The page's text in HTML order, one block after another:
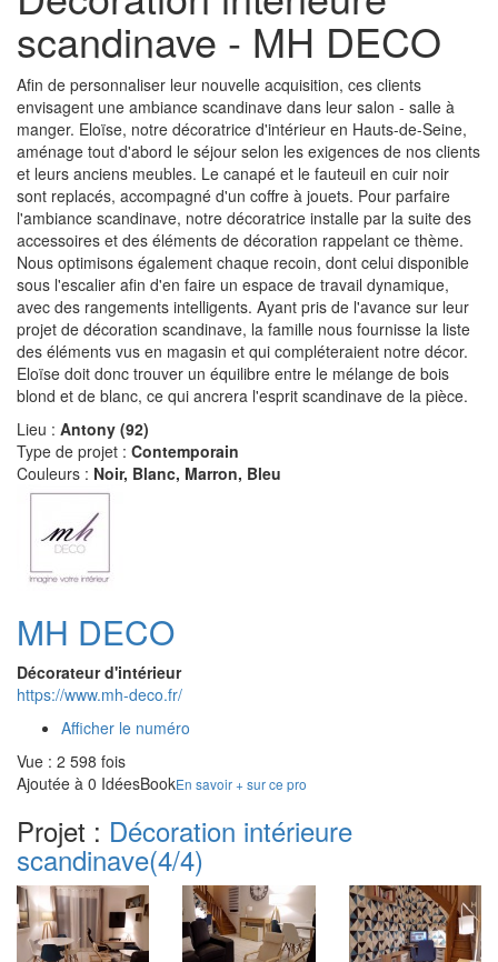
scandinave - MH DECO
Afin de personnaliser leur nouvelle acquisition, ces clients
envisagent une ambiance scandinave dans leur salon - salle à
manger. Eloïse, notre décoratrice d'intérieur en Hauts-de-Seine,
aménage tout d'abord le séjour selon les exigences de nos clients
et leurs anciens meubles. Le canapé et le fauteuil en cuir noir
sont replacés, accompagné d'un coffre à jouets. Pour parfaire
l'ambiance scandinave, notre décoratrice installe par la suite des
accessoires et des éléments de décoration rappelant ce thème.
Nous optimisons également chaque recoin, dont celui disponible
sous l'escalier afin d'en faire un espace de travail dynamique,
avec des rangements intelligents. Ayant pris de l'avance sur leur
projet de décoration scandinave, la famille nous fournisse la liste
des éléments vus en magasin et qui compléteraient notre décor.
Eloïse doit donc trouver un équilibre entre le mélange de bois
blond et de blanc, ce qui ancrera l'esprit scandinave de la pièce.
Lieu : Antony (92)
Type de projet : Contemporain
Couleurs : Noir, Blanc, Marron, Bleu
MH DECO
Décorateur d'intérieur
https://www.mh-deco.fr/
Afficher le numéro
Vue : 2 598 fois
Ajoutée à 0 IdéesBookEn savoir + sur ce pro
Projet : Décoration intérieure
scandinave(4/4)